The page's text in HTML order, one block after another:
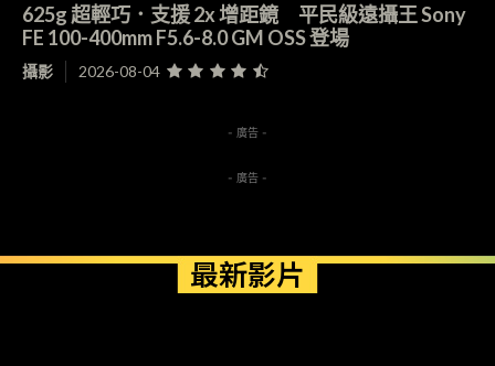
625g 超輕巧．支援 2x 增距鏡 平民級遠攝王 Sony
FE 100-400mm F5.6-8.0 GM OSS 登場
攝影 2026-08-04
- 廣告 -
- 廣告 -
最新影片